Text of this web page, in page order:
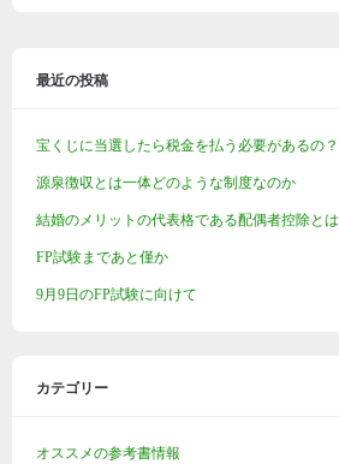
最近の投稿
宝くじに当選したら税金を払う必要があるの？
源泉徴収とは一体どのような制度なのか
結婚のメリットの代表格である配偶者控除とは
FP試験まであと僅か
9月9日のFP試験に向けて
カテゴリー
オススメの参考書情報